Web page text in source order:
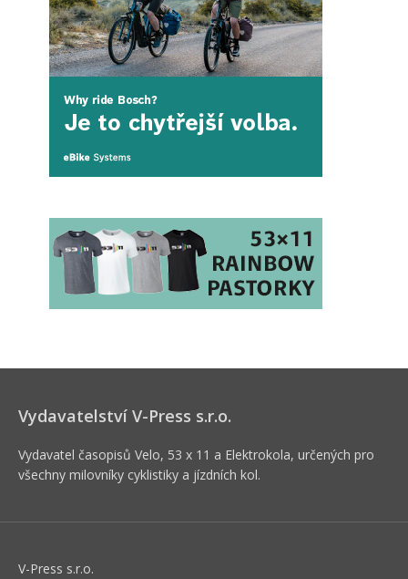
Vydavatelství V-Press s.r.o.
Vydavatel časopisů Velo, 53 x 11 a Elektrokola, určených pro
všechny milovníky cyklistiky a jízdních kol.
V-Press s.r.o.